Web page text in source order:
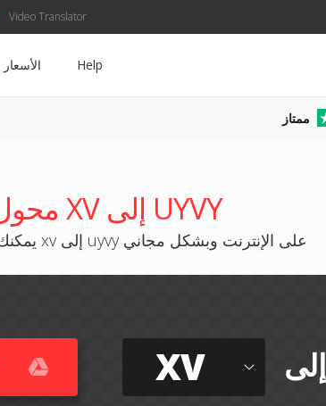
Video Translator
الأسعار Help
ممتاز
محول XV إلى UYVY
يمكنك تحويل ملفات xv إلى uyvy على الإنترنت وبشكل مجاني
XV إلى